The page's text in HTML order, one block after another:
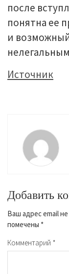
после
понятна ее
и
Источник
Добавить
Ваш адрес email
помечены *
Комментарий *